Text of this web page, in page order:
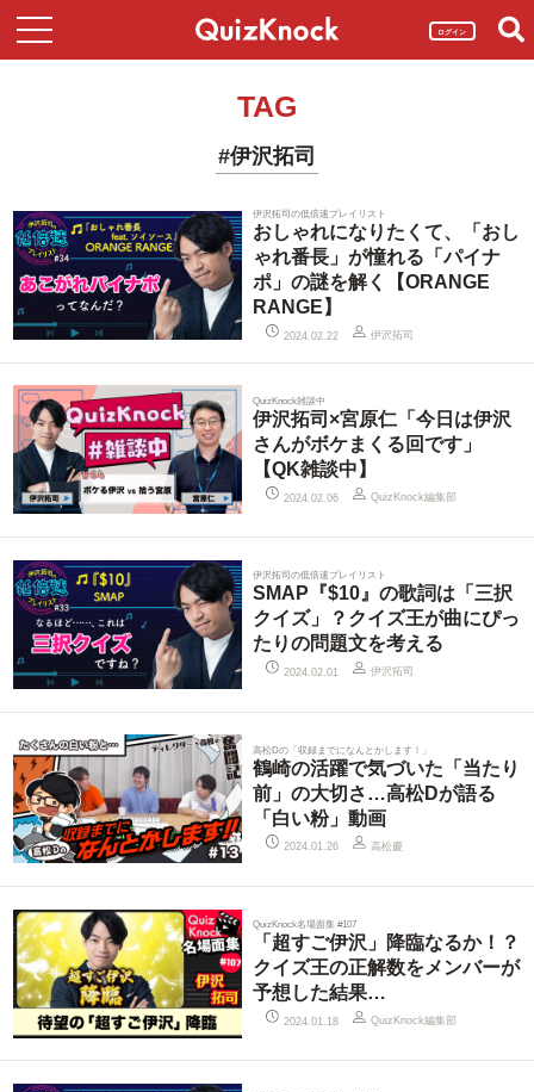
ログイン
TAG
#伊沢拓司
伊沢拓司の低倍速プレイリスト
おしゃれになりたくて、「おし
ゃれ番長」が憧れる「パイナ
ポ」の謎を解く【ORANGE
RANGE】
2024.02.22 伊沢拓司
QuizKnock雑談中
伊沢拓司×宮原仁「今日は伊沢
さんがボケまくる回です」
【QK雑談中】
2024.02.06 QuizKnock編集部
伊沢拓司の低倍速プレイリスト
SMAP『$10』の歌詞は「三択
クイズ」？クイズ王が曲にぴっ
たりの問題文を考える
2024.02.01 伊沢拓司
高松Dの「収録までになんとかします！」
鶴崎の活躍で気づいた「当たり
前」の大切さ…高松Dが語る
「白い粉」動画
2024.01.26 高松慶
QuizKnock名場面集 #107
「超すご伊沢」降臨なるか！？
クイズ王の正解数をメンバーが
予想した結果…
2024.01.18 QuizKnock編集部